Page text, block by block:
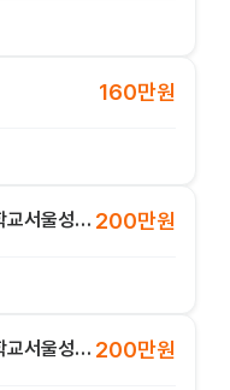
160만원
학교법인가톨릭학원가톨릭대학교서울성모병원 200만원
학교법인가톨릭학원가톨릭대학교서울성모병원 200만원